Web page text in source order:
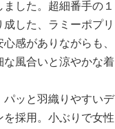
した。超細番手の１
した、ラミーポプリ
感がありながらも、
風合いと涼やかな着
ッと羽織りやすいデ
採用。小ぶりで女性